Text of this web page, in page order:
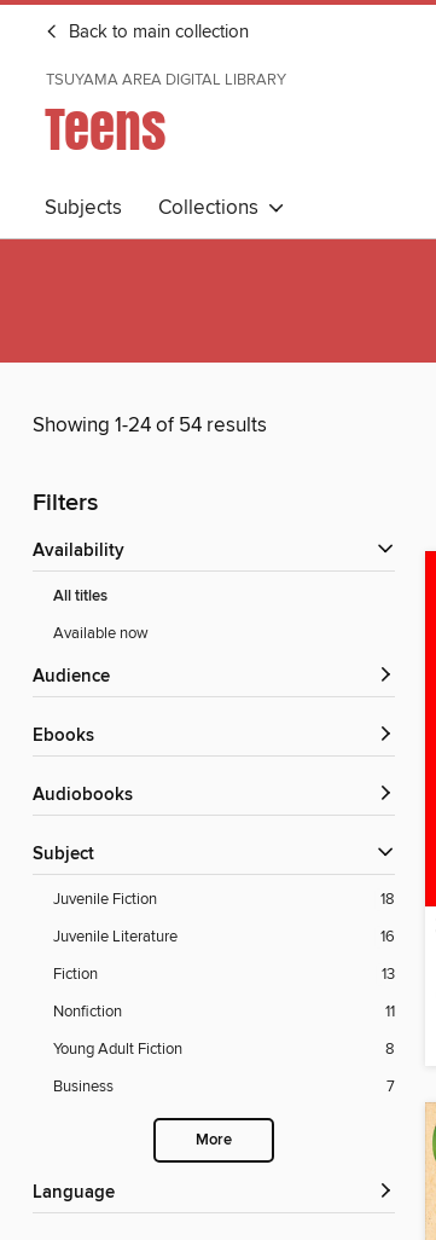
Back to main collection
TSUYAMA AREA DIGITAL LIBRARY
Teens
Subjects Collections
Showing 1-24 of 54 results
Filters
Availability
All titles
Available now
Audience
ebooks
Audiobooks
Subject
Juvenile Fiction
18
Juvenile Literature
16
Fiction
13
Nonfiction
11
Young Adult Fiction
8
Business
7
More
Language